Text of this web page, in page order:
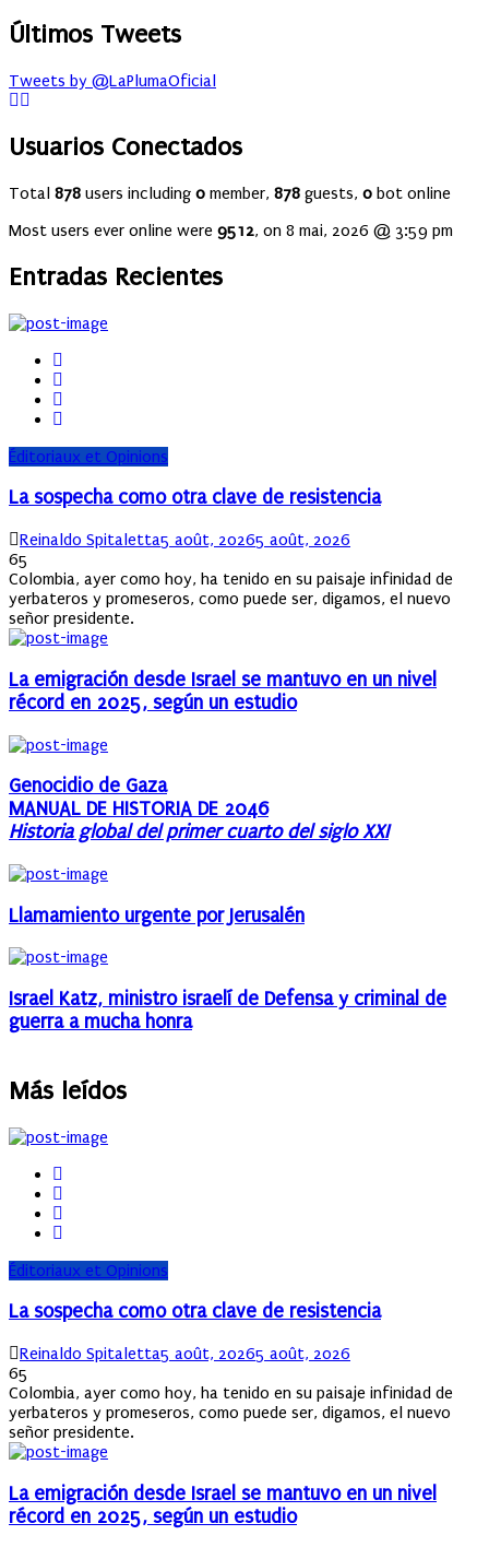
Últimos Tweets
Tweets by @LaPlumaOficial
Usuarios Conectados
Total 878 users including 0 member, 878 guests, 0 bot online
Most users ever online were 9512, on 8 mai, 2026 @ 3:59 pm
Entradas Recientes
Éditoriaux et Opinions
La sospecha como otra clave de resistencia
Author
Reinaldo SpitalettaPosted
5 août, 20265 août, 2026
65
Colombia, ayer como hoy, ha tenido en su paisaje infinidad de
yerbateros y promeseros, como puede ser, digamos, el nuevo
señor presidente.
La emigración desde Israel se mantuvo en un nivel
récord en 2025, según un estudio
Genocidio de Gaza
MANUAL DE HISTORIA DE 2046
Historia global del primer cuarto del siglo XXI
Llamamiento urgente por Jerusalén
Israel Katz, ministro israelí de Defensa y criminal de
guerra a mucha honra
Más leídos
Éditoriaux et Opinions
La sospecha como otra clave de resistencia
Author
Reinaldo SpitalettaPosted
5 août, 20265 août, 2026
65
Colombia, ayer como hoy, ha tenido en su paisaje infinidad de
yerbateros y promeseros, como puede ser, digamos, el nuevo
señor presidente.
La emigración desde Israel se mantuvo en un nivel
récord en 2025, según un estudio